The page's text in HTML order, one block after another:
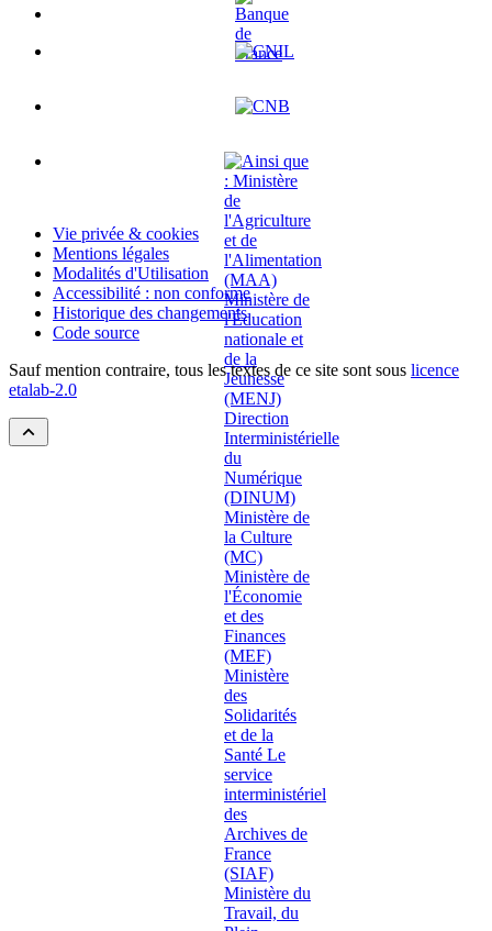
Vie privée & cookies
Mentions légales
Modalités d'Utilisation
Accessibilité : non conforme
Historique des changements
Code source
Sauf mention contraire, tous les textes de ce site sont sous licence
etalab-2.0